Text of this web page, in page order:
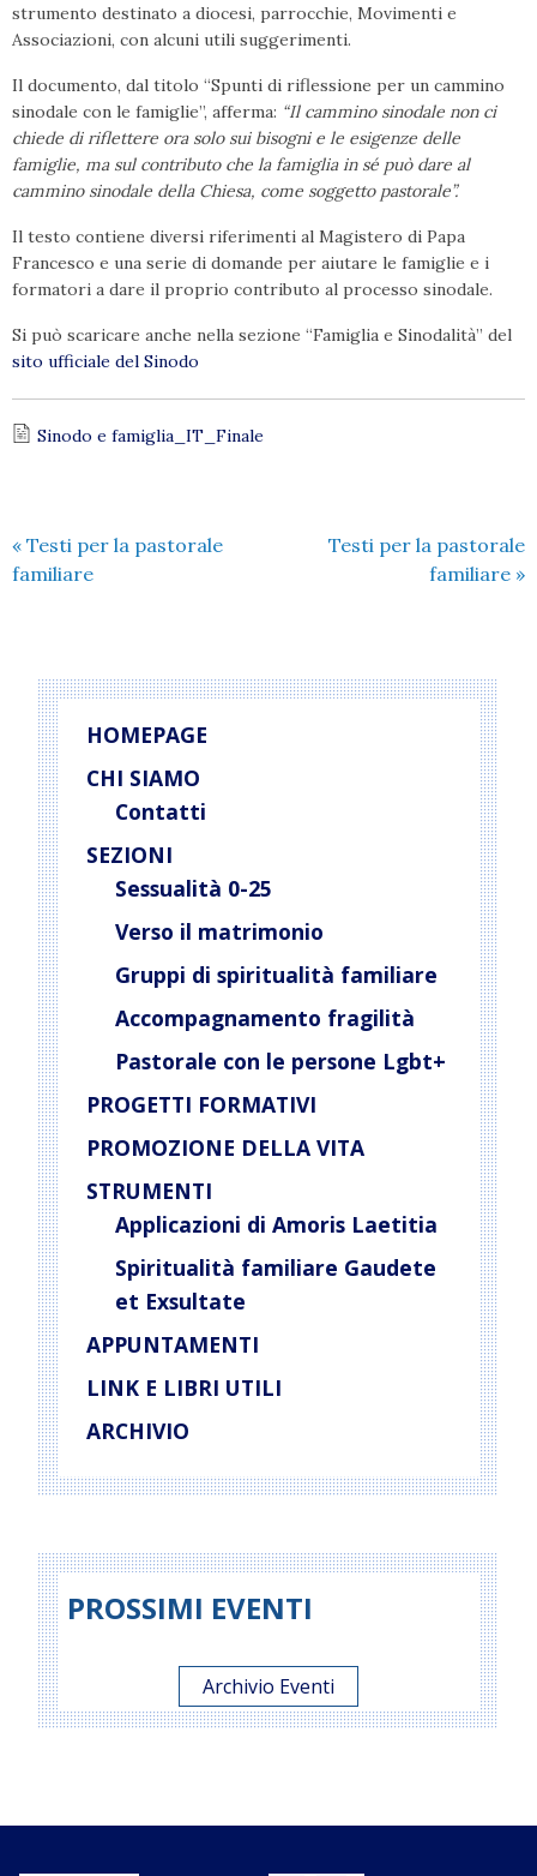
strumento destinato a diocesi, parrocchie, Movimenti e
Associazioni, con alcuni utili suggerimenti.
Il documento, dal titolo “Spunti di riflessione per un cammino
sinodale con le famiglie”, afferma: “Il cammino sinodale non ci
chiede di riflettere ora solo sui bisogni e le esigenze delle
famiglie, ma sul contributo che la famiglia in sé può dare al
cammino sinodale della Chiesa, come soggetto pastorale”.
Il testo contiene diversi riferimenti al Magistero di Papa
Francesco e una serie di domande per aiutare le famiglie e i
formatori a dare il proprio contributo al processo sinodale.
Si può scaricare anche nella sezione “Famiglia e Sinodalità” del
sito ufficiale del Sinodo
Sinodo e famiglia_IT_Finale
« Testi per la pastorale
familiare
Testi per la pastorale
familiare »
HOMEPAGE
CHI SIAMO
Contatti
SEZIONI
Sessualità 0-25
Verso il matrimonio
Gruppi di spiritualità familiare
Accompagnamento fragilità
Pastorale con le persone Lgbt+
PROGETTI FORMATIVI
PROMOZIONE DELLA VITA
STRUMENTI
Applicazioni di Amoris Laetitia
Spiritualità familiare Gaudete
et Exsultate
APPUNTAMENTI
LINK E LIBRI UTILI
ARCHIVIO
PROSSIMI EVENTI
Archivio Eventi